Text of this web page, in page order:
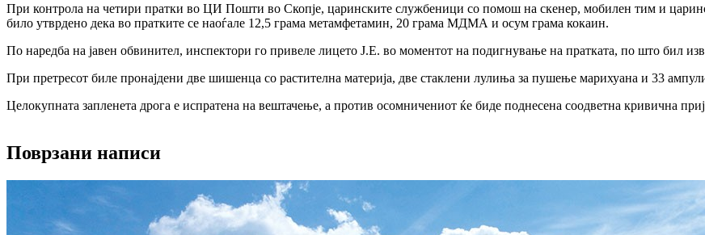
При контрола на четири пратки во ЦИ Пошти во Скопје, царинските службеници со помош на скенер, мобилен тим и
било утврдено дека во пратките се наоѓале 12,5 грама метамфетамин, 20 грама МДМА и осум грама кокаин.
По наредба на јавен обвинител, инспектори го привеле лицето Ј.Е. во моментот на подигнување на пратката, по што бил
При претресот биле пронајдени две шишенца со растителна материја, две стаклени лулиња за пушење марихуана и 33
Целокупната запленета дрога е испратена на вештачење, а против осомничениот ќе биде поднесена соодветна кривична
Поврзани написи